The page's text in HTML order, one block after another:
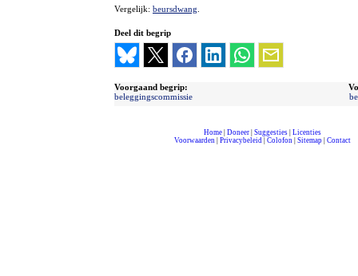
Vergelijk: beursdwang
Deel dit begrip
Voorgaand begrip:
beleggingscommissie
Home| Doneer| Suggesties| Licenties
Voorwaarden| Privacybeleid| Colofon| Sitemap| Contact